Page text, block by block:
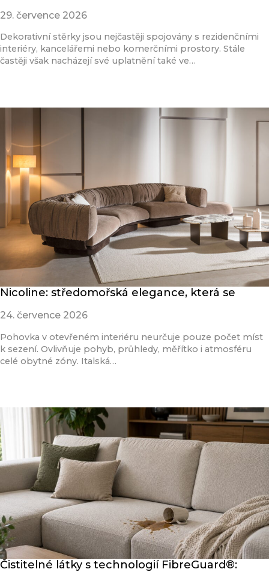
29. července 2026
Dekorativní stěrky jsou nejčastěji spojovány s rezidenčními
interiéry, kancelářemi nebo komerčními prostory. Stále
častěji však nacházejí své uplatnění také ve…
Nicoline: středomořská elegance, která se
24. července 2026
Pohovka v otevřeném interiéru neurčuje pouze počet míst
k sezení. Ovlivňuje pohyb, průhledy, měřítko i atmosféru
celé obytné zóny. Italská…
Čistitelné látky s technologií FibreGuard®: